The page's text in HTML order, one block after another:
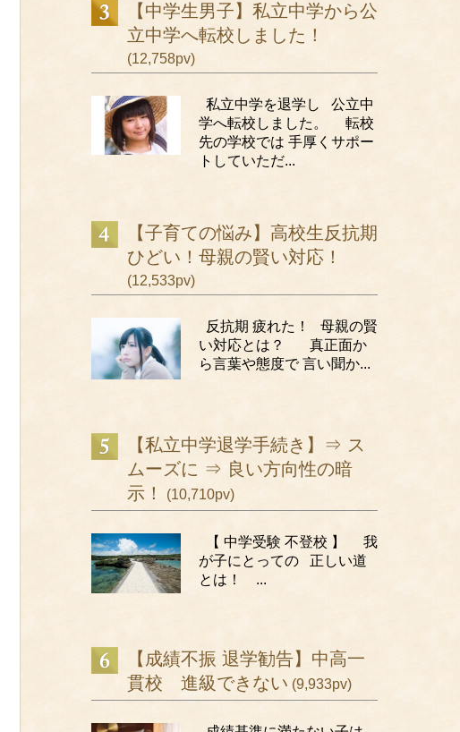
【中学生男子】私立中学から公
立中学へ転校しました！
(12,758pv)
私立中学を退学し 公立中
学へ転校しました。 転校
先の学校では 手厚くサポー
トしていただ...
【子育ての悩み】高校生反抗期
ひどい！母親の賢い対応！
(12,533pv)
反抗期 疲れた！ 母親の賢
い対応とは？ 真正面か
ら言葉や態度で 言い聞か...
【私立中学退学手続き】⇒ ス
ムーズに ⇒ 良い方向性の暗
示！
(10,710pv)
【 中学受験 不登校 】 我
が子にとっての 正しい道
とは！ ...
【成績不振 退学勧告】中高一
貫校 進級できない (9,933pv)